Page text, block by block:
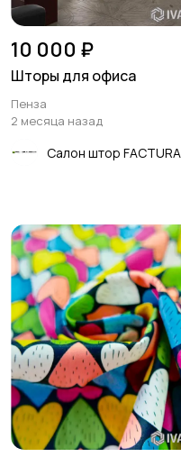
10 000 ₽
Шторы для офиса
Пенза
2 месяца назад
Салон штор FACTURA